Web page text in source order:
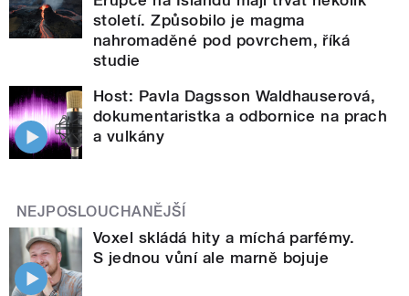
století. Způsobilo je magma
nahromaděné pod povrchem, říká
studie
Host: Pavla Dagsson Waldhauserová,
dokumentaristka a odbornice na prach
a vulkány
NEJPOSLOUCHANĚJŠÍ
Voxel skládá hity a míchá parfémy.
S jednou vůní ale marně bojuje